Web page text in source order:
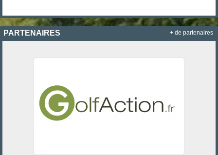
PARTENAIRES + de partenaires